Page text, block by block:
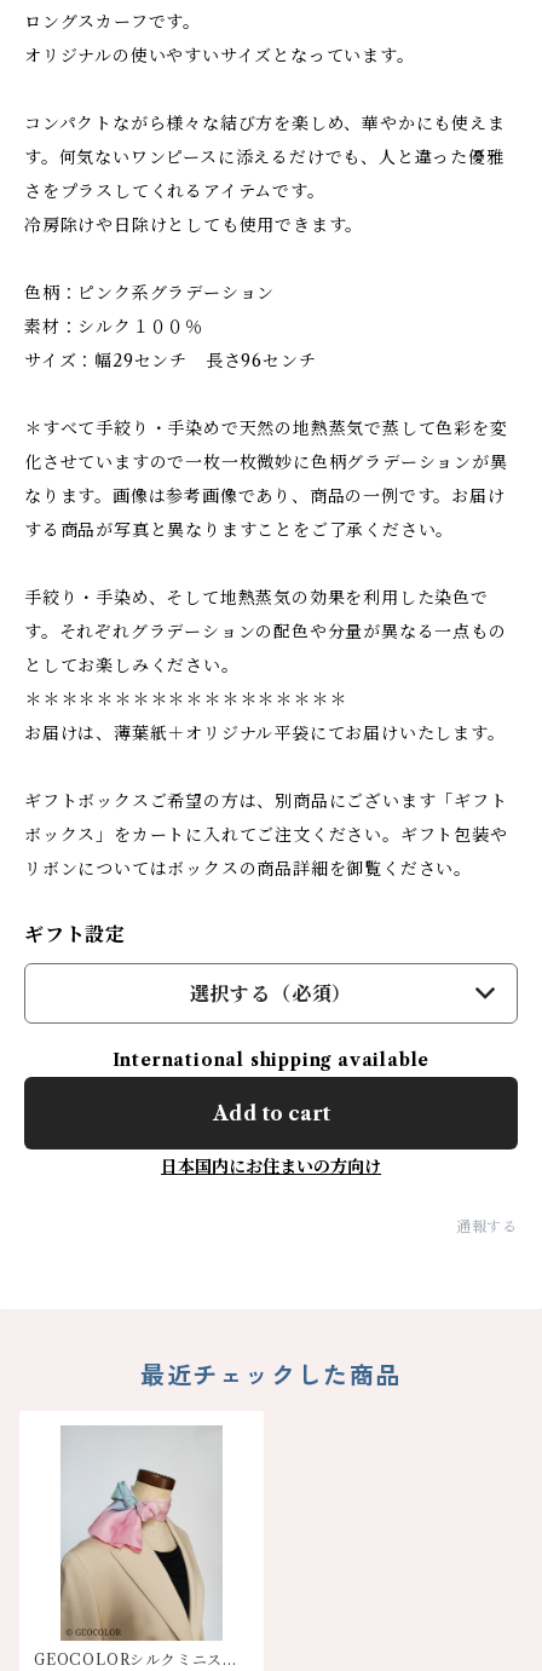
ロングスカーフです。
オリジナルの使いやすいサイズとなっています。
コンパクトながら様々な結び方を楽しめ、華やかにも使えま
す。何気ないワンピースに添えるだけでも、人と違った優雅
さをプラスしてくれるアイテムです。
冷房除けや日除けとしても使用できます。
色柄：ピンク系グラデーション
素材：シルク１００％
サイズ：幅29センチ 長さ96センチ
＊すべて手絞り・手染めで天然の地熱蒸気で蒸して色彩を変
化させていますので一枚一枚微妙に色柄グラデーションが異
なります。画像は参考画像であり、商品の一例です。お届け
する商品が写真と異なりますことをご了承ください。
手絞り・手染め、そして地熱蒸気の効果を利用した染色で
す。それぞれグラデーションの配色や分量が異なる一点もの
としてお楽しみください。
＊＊＊＊＊＊＊＊＊＊＊＊＊＊＊＊＊＊
お届けは、薄葉紙＋オリジナル平袋にてお届けいたします。
ギフトボックスご希望の方は、別商品にございます「ギフト
ボックス」をカートに入れてご注文ください。ギフト包装や
リボンについてはボックスの商品詳細を御覧ください。
ギフト設定
選択する（必須）
International shipping available
Add to cart
日本国内にお住まいの方向け
通報する
最近チェックした商品
GEOCOLORシルクミニスカ